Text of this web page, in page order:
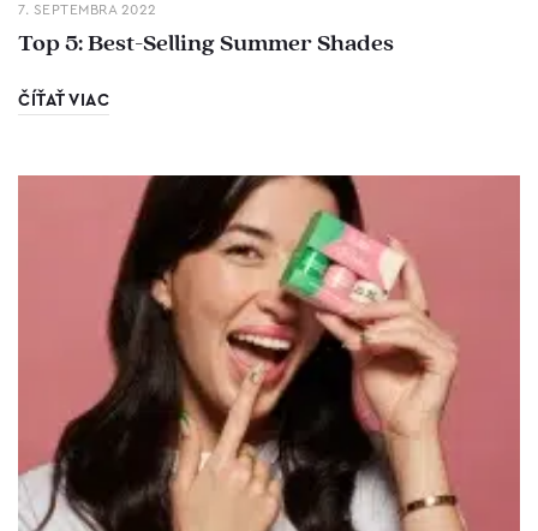
7. SEPTEMBRA 2022
Top 5: Best-Selling Summer Shades
ČÍŤAŤ VIAC